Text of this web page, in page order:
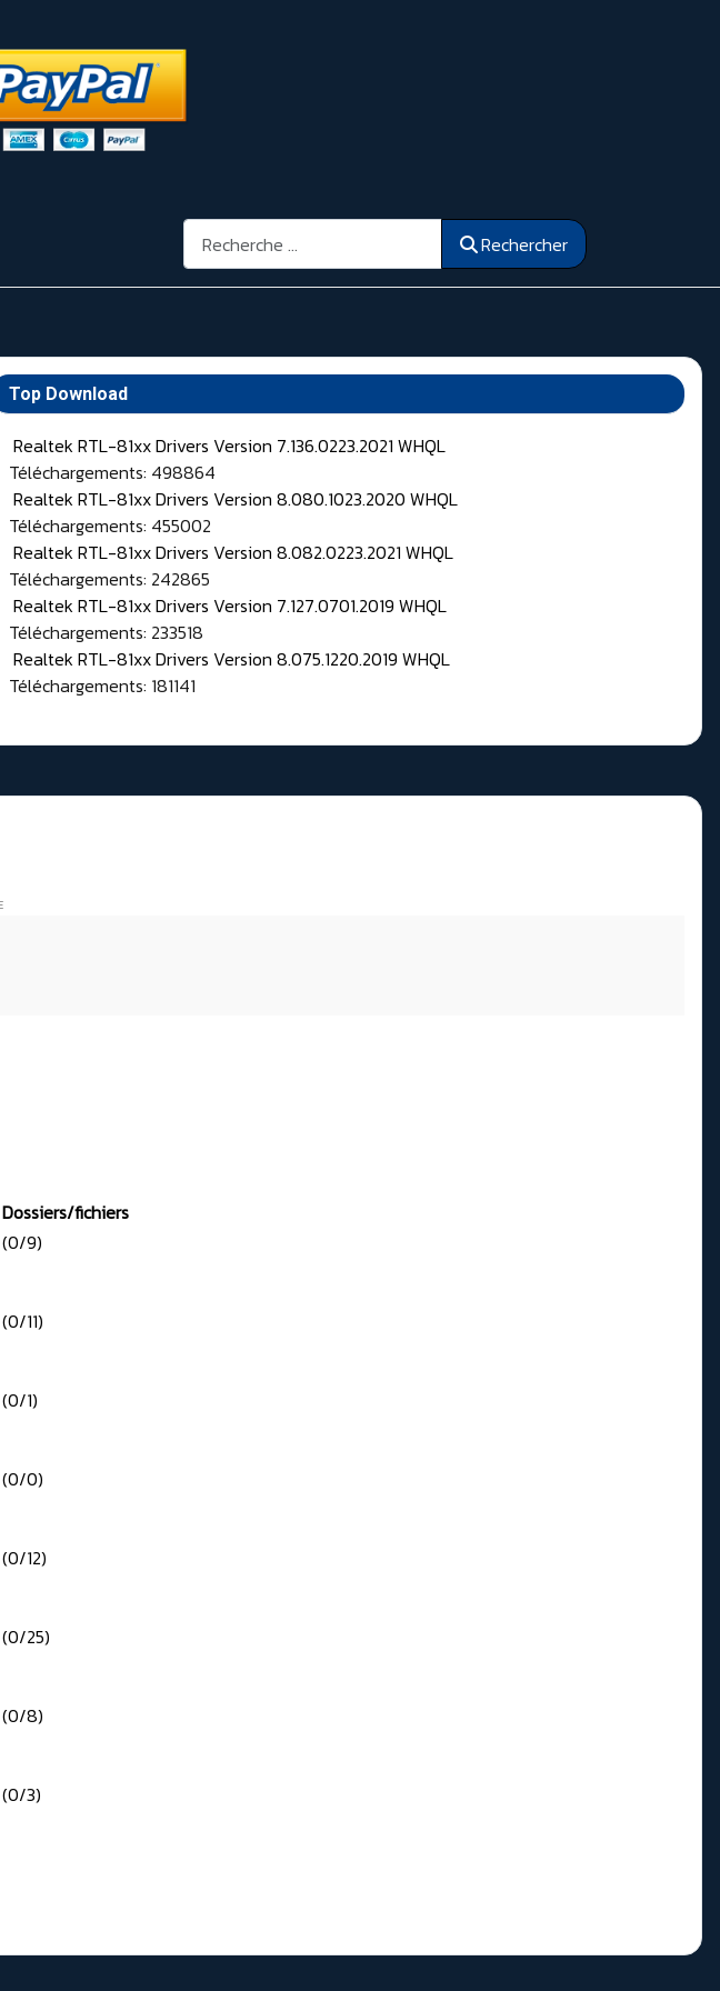
Rechercher Rechercher
Top Download
Realtek RTL-81xx Drivers Version 7.136.0223.2021 WHQL
Téléchargements: 498864
Realtek RTL-81xx Drivers Version 8.080.1023.2020 WHQL
Téléchargements: 455002
Realtek RTL-81xx Drivers Version 8.082.0223.2021 WHQL
Téléchargements: 242865
Realtek RTL-81xx Drivers Version 7.127.0701.2019 WHQL
Téléchargements: 233518
Realtek RTL-81xx Drivers Version 8.075.1220.2019 WHQL
Téléchargements: 181141
Dossiers/fichiers
(0/9)
(0/11)
(0/1)
(0/0)
(0/12)
(0/25)
(0/8)
(0/3)